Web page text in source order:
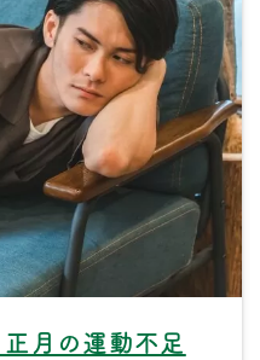
月の運動不足